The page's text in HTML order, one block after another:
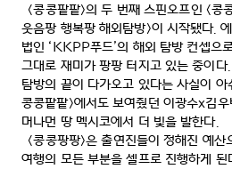
<콩콩팥팥>의 두 번째 스핀오프인 <콩
웃음팡 행복팡 해외탐방>이 시작됐다.
법인 ‘KKPP푸드’의 해외 탐방 컨셉으
그대로 재미가 팡팡 터지고 있는 중이다.
탐방의 끝이 다가오고 있다는 사실이 아
콩콩팥팥>에서도 보여줬던 이광수x김우
머나먼 땅 멕시코에서 더 빛을 발한다.
<콩콩팡팡>은 출연진들이 정해진 예산
여행의 모든 부분을 셀프로 진행하게